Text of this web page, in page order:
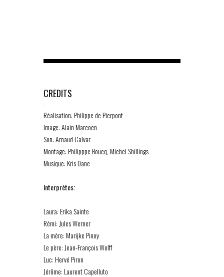
CREDITS
-
Réalisation: Philippe de Pierpont
Image: Alain Marcoen
Son: Arnaud Calvar
Montage: Philipppe Boucq, Michel Shillings
Musique: Kris Dane
Interprètes:
Laura: Erika Sainte
Rémi: Jules Werner
La mère: Marijke Pinoy
Le père: Jean-François Wolff
Luc: Hervé Piron
Jérôme: Laurent Capelluto